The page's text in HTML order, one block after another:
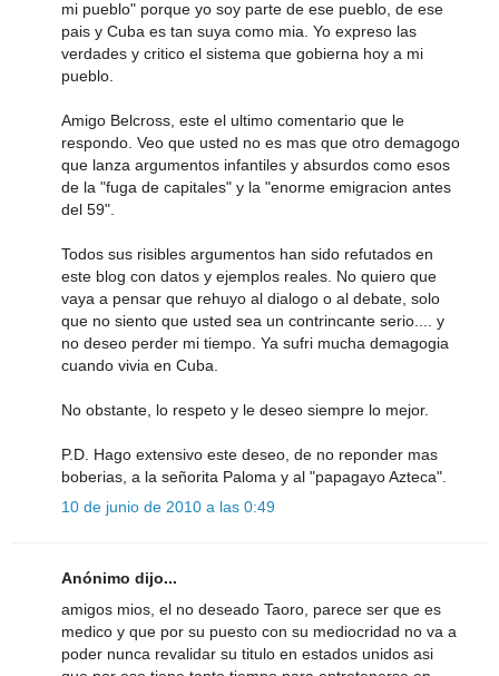
mi pueblo" porque yo soy parte de ese pueblo, de ese
pais y Cuba es tan suya como mia. Yo expreso las
verdades y critico el sistema que gobierna hoy a mi
pueblo.
Amigo Belcross, este el ultimo comentario que le
respondo. Veo que usted no es mas que otro demagogo
que lanza argumentos infantiles y absurdos como esos
de la "fuga de capitales" y la "enorme emigracion antes
del 59".
Todos sus risibles argumentos han sido refutados en
este blog con datos y ejemplos reales. No quiero que
vaya a pensar que rehuyo al dialogo o al debate, solo
que no siento que usted sea un contrincante serio.... y
no deseo perder mi tiempo. Ya sufri mucha demagogia
cuando vivia en Cuba.
No obstante, lo respeto y le deseo siempre lo mejor.
P.D. Hago extensivo este deseo, de no reponder mas
boberias, a la señorita Paloma y al "papagayo Azteca".
10 de junio de 2010 a las 0:49
Anónimo dijo...
amigos mios, el no deseado Taoro, parece ser que es
medico y que por su puesto con su mediocridad no va a
poder nunca revalidar su titulo en estados unidos asi